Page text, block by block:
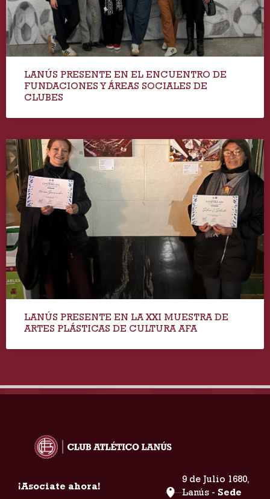
LANÚS PRESENTE EN EL ENCUENTRO DE
FUNDACIONES Y ÁREAS SOCIALES DE
CLUBES
LANÚS PRESENTE EN LA XXI MUESTRA DE
ARTES PLÁSTICAS DE CULTURA AFA
¡Asociate ahora!
9 de Julio 1680,
Lanús - Sede